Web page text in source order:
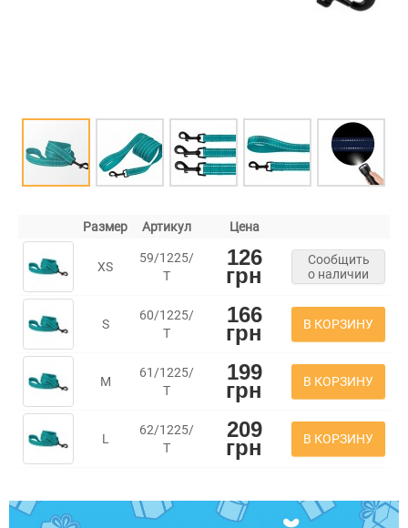
Размер Артикул Цена
XS
59/1225/
Т
126
грн
Сообщить
о наличии
S
60/1225/
Т
166
грн В КОРЗИНУ
M
61/1225/
Т
199
грн В КОРЗИНУ
L
62/1225/
Т
209
грн В КОРЗИНУ